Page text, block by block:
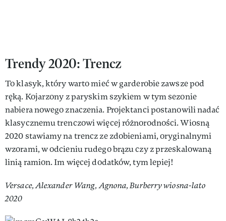
Trendy 2020: Trencz
To klasyk, który warto mieć w garderobie zawsze pod
ręką. Kojarzony z paryskim szykiem w tym sezonie
nabiera nowego znaczenia. Projektanci postanowili nadać
klasycznemu trenczowi więcej różnorodności. Wiosną
2020 stawiamy na trencz ze zdobieniami, oryginalnymi
wzorami, w odcieniu rudego brązu czy z przeskalowaną
linią ramion. Im więcej dodatków, tym lepiej!
Versace, Alexander Wang, Agnona, Burberry wiosna-lato
2020